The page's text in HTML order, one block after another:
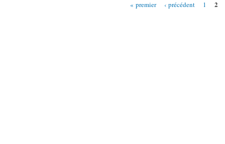
« premier ‹ précédent 1 2